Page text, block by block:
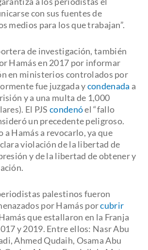
con sus fuentes de
medios para los que trabajan”.
de investigación, también
Hamás en 2017 por informar
en ministerios controlados por
fue juzgada ycondenada a
y a una multa de 1,000
El PJScondenóel “fallo
un precedente peligroso.
a Hamás a revocarlo, ya que
violación de la libertad de
y de la libertad de obtener y
palestinos fueron
por Hamás porcubrir
que estallaron en la Franja
y 2019. Entre ellos: Nasr Abu
Ahmed Qudaih, Osama Abu